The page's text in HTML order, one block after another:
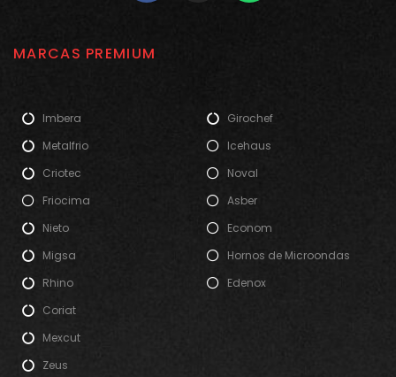
MARCAS PREMIUM
Imbera
Metalfrio
Criotec
Friocima
Nieto
Migsa
Rhino
Coriat
Mexcut
Zeus
Girochef
Icehaus
Noval
Asber
Econom
Hornos de Microondas
Edenox